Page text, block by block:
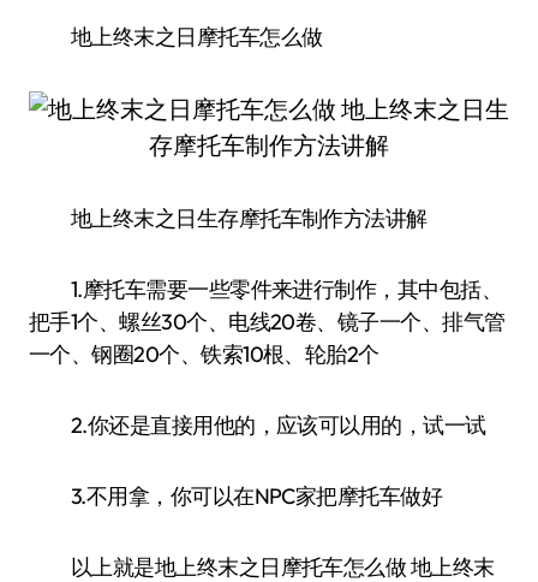
地上终末之日摩托车怎么做
地上终末之日生存摩托车制作方法讲解
1.摩托车需要一些零件来进行制作，其中包括、
把手1个、螺丝30个、电线20卷、镜子一个、排气管
一个、钢圈20个、铁索10根、轮胎2个
2.你还是直接用他的，应该可以用的，试一试
3.不用拿，你可以在NPC家把摩托车做好
以上就是地上终末之日摩托车怎么做 地上终末